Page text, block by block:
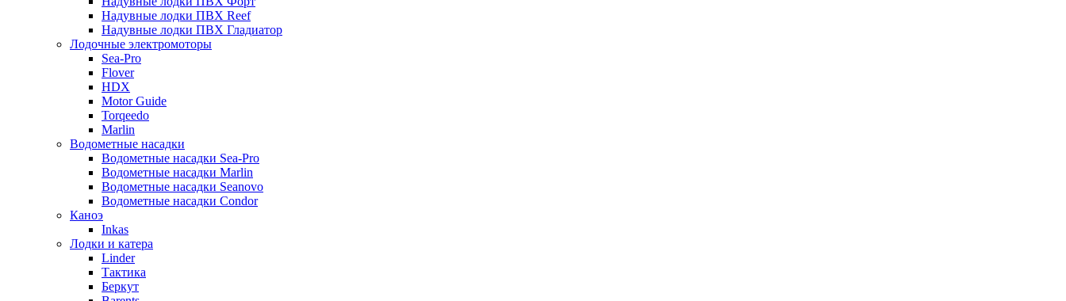
Надувные лодки ПВХ Reef
Надувные лодки ПВХ Гладиатор
Лодочные электромоторы
Sea-Pro
Flover
HDX
Motor Guide
Torqeedo
Marlin
Водометные насадки
Водометные насадки Sea-Pro
Водометные насадки Marlin
Водометные насадки Seanovo
Водометные насадки Condor
Каноэ
Inkas
Лодки и катера
Linder
Тактика
Беркут